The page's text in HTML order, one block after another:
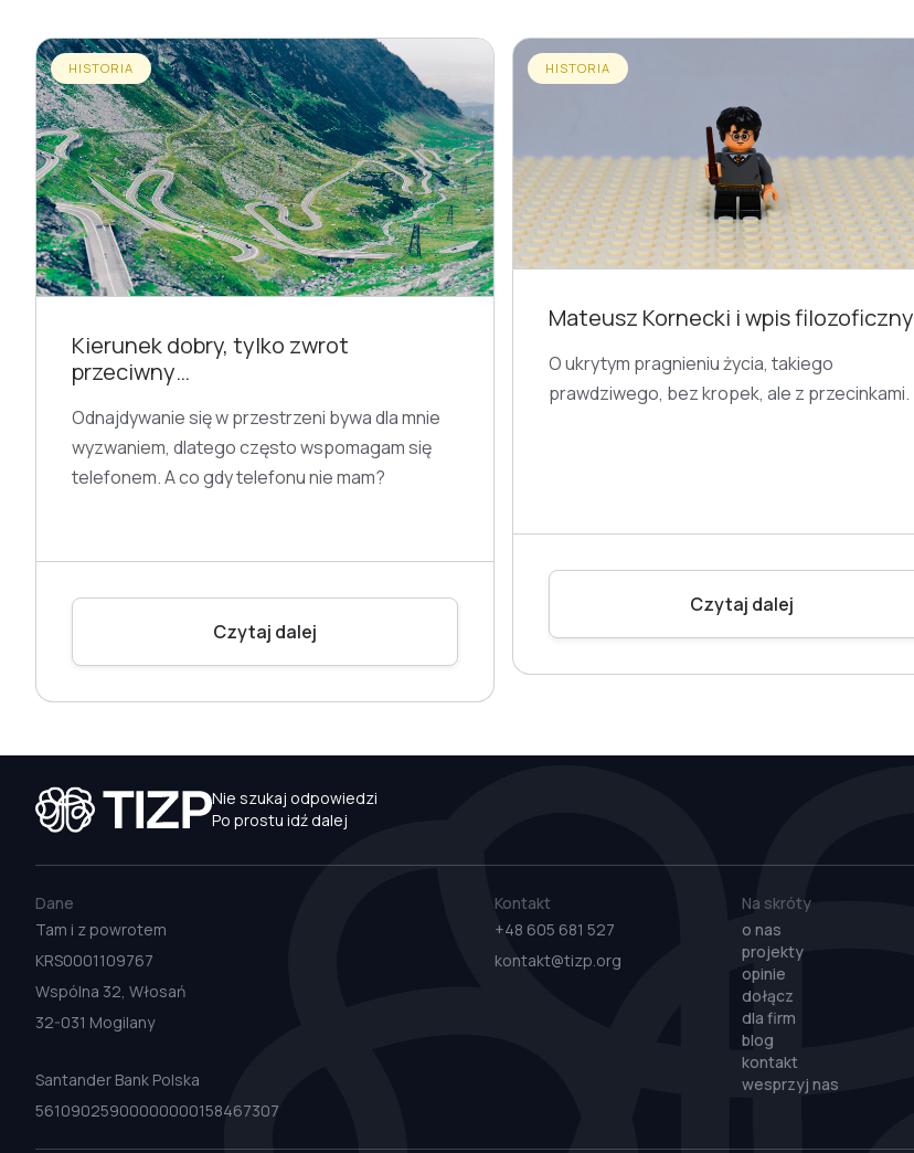
HISTORIA
Kierunek dobry, tylko zwrot
przeciwny…
Odnajdywanie się w przestrzeni bywa dla mnie
wyzwaniem, dlatego często wspomagam się
telefonem. A co gdy telefonu nie mam?
Czytaj dalej
HISTORIA
Mateusz Kornecki i wpis filozoficzny
O ukrytym pragnieniu życia, takiego
prawdziwego, bez kropek, ale z przecinkami.
Czytaj dalej
Nie szukaj odpowiedzi
Po prostu idź dalej
Dane
Tam i z powrotem
KRS0001109767
Wspólna 32, Włosań
32-031 Mogilany
Santander Bank Polska
56109025900000000158467307
Kontakt
+48 605 681 527
kontakt@tizp.org
Na skróty
o nas
projekty
opinie
dołącz
dla firm
blog
kontakt
wesprzyj nas